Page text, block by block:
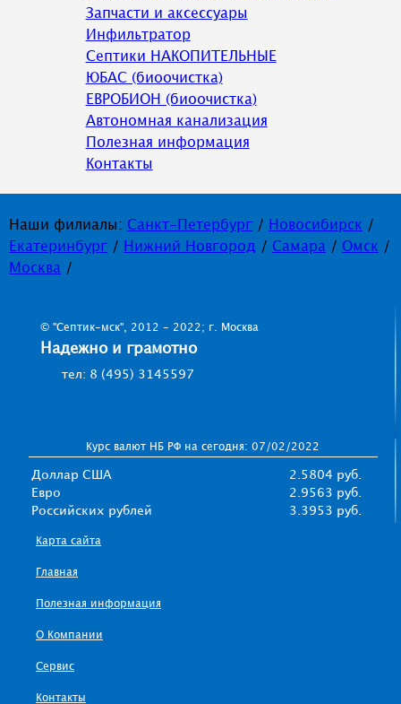
Запчасти и аксессуары
Инфильтратор
Септики НАКОПИТЕЛЬНЫЕ
ЮБАС (биоочистка)
ЕВРОБИОН (биоочистка)
Автономная канализация
Полезная информация
Контакты
Наши филиалы: Санкт-Петербург / Новосибирск /
Екатеринбург / Нижний Новгород / Самара / Омск /
Москва /
© "Септик-мск", 2012 - 2022; г. Москва
Надежно и грамотно
тел: 8 (495) 3145597
Курс валют НБ РФ на сегодня: 07/02/2022
Доллар США
2.5804 руб.
Евро
2.9563 руб.
Российских рублей
3.3953 руб.
Карта сайта
Главная
Полезная информация
О Компании
Сервис
Контакты